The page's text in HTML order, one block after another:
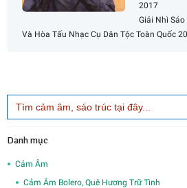
2017
Giải Nhì
Và Hòa Tấu Nhạc Cụ Dân Tộc Toàn Quốc
Search
for:
Danh mục
Cảm Âm
Cảm Âm Bolero, Quê Hương Trữ Tình